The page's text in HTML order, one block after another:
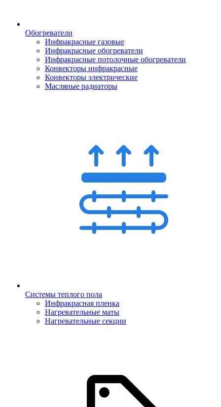
Обогреватели
Инфракрасные газовые
Инфракрасные обогреватели
Инфракрасные потолочные обогреватели
Конвекторы инфракрасные
Конвекторы электрические
Масляные радиаторы
Системы теплого пола
Инфракрасная пленка
Нагревательные маты
Нагревательные секции